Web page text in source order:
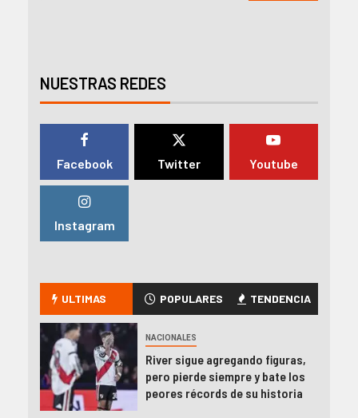
NUESTRAS REDES
Facebook Twitter Youtube
Instagram
ULTIMAS POPULARES TENDENCIA
NACIONALES
River sigue agregando figuras,
pero pierde siempre y bate los
peores récords de su historia